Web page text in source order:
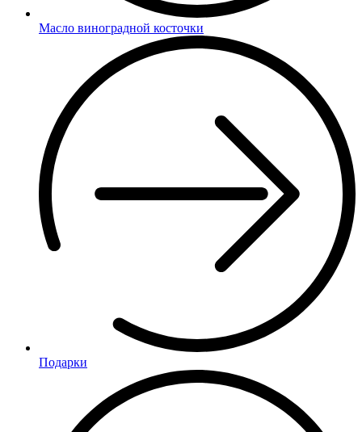
Масло виноградной косточки
Подарки